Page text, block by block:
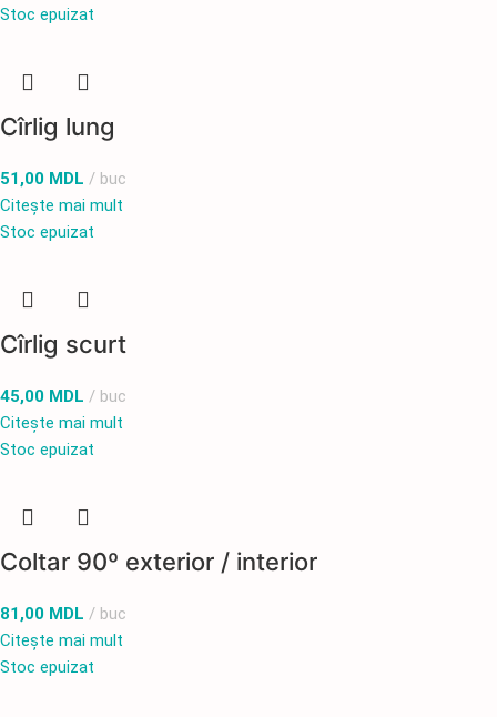
Stoc epuizat
Cîrlig lung
51,00 MDL
buc
Citește mai mult
Stoc epuizat
Cîrlig scurt
45,00 MDL
buc
Citește mai mult
Stoc epuizat
Coltar 90º exterior / interior
81,00 MDL
buc
Citește mai mult
Stoc epuizat